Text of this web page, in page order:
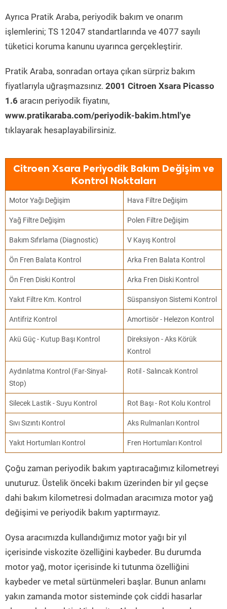
Ayrıca Pratik Araba, periyodik bakım ve onarım
işlemlerini; TS 12047 standartlarında ve 4077 sayılı
tüketici koruma kanunu uyarınca gerçekleştirir.
Pratik Araba, sonradan ortaya çıkan sürpriz bakım
fiyatlarıyla uğraşmazsınız. 2001 Citroen Xsara Picasso
1.6 aracın periyodik fiyatını,
www.pratikaraba.com/periyodik-bakim.html'ye
tıklayarak hesaplayabilirsiniz.
Citroen Xsara Periyodik Bakım Değişim ve
Kontrol Noktaları
Motor Yağı Değişim Hava Filtre Değişim
Yağ Filtre Değişim Polen Filtre Değişim
Bakım Sıfırlama (Diagnostic) V Kayış Kontrol
Ön Fren Balata Kontrol Arka Fren Balata Kontrol
Ön Fren Diski Kontrol Arka Fren Diski Kontrol
Yakıt Filtre Km. Kontrol Süspansiyon Sistemi Kontrol
Antifriz Kontrol Amortisör - Helezon Kontrol
Akü Güç - Kutup Başı Kontrol
Direksiyon - Aks Körük
Kontrol
Aydınlatma Kontrol (Far-Sinyal-
Stop)
Rotil - Salıncak Kontrol
Silecek Lastik - Suyu Kontrol Rot Başı - Rot Kolu Kontrol
Sıvı Sızıntı Kontrol Aks Rulmanları Kontrol
Yakıt Hortumları Kontrol Fren Hortumları Kontrol
Çoğu zaman periyodik bakım yaptıracağımız kilometreyi
unuturuz. Üstelik önceki bakım üzerinden bir yıl geçse
dahi bakım kilometresi dolmadan aracımıza motor yağ
değişimi ve periyodik bakım yaptırmayız.
Oysa aracımızda kullandığımız motor yağı bir yıl
içerisinde viskozite özelliğini kaybeder. Bu durumda
motor yağ, motor içerisinde ki tutunma özelliğini
kaybeder ve metal sürtünmeleri başlar. Bunun anlamı
yakın zamanda motor sisteminde çok ciddi hasarlar